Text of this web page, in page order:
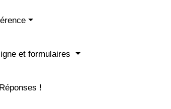
et formulaires
!